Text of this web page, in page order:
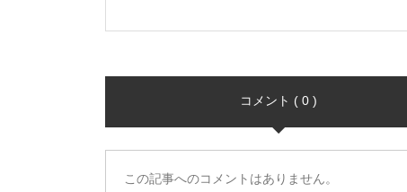
コメント ( 0 )
この記事へのコメントはありません。